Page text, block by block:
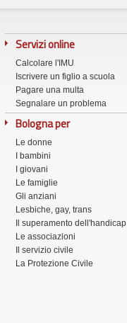
Servizi online
Calcolare l'IMU
Iscrivere un figlio a scuola
Pagare una multa
Segnalare un problema
Bologna per
Le donne
I bambini
I giovani
Le famiglie
Gli anziani
Lesbiche, gay, trans
Il superamento dell'handicap
Le associazioni
Il servizio civile
La Protezione Civile